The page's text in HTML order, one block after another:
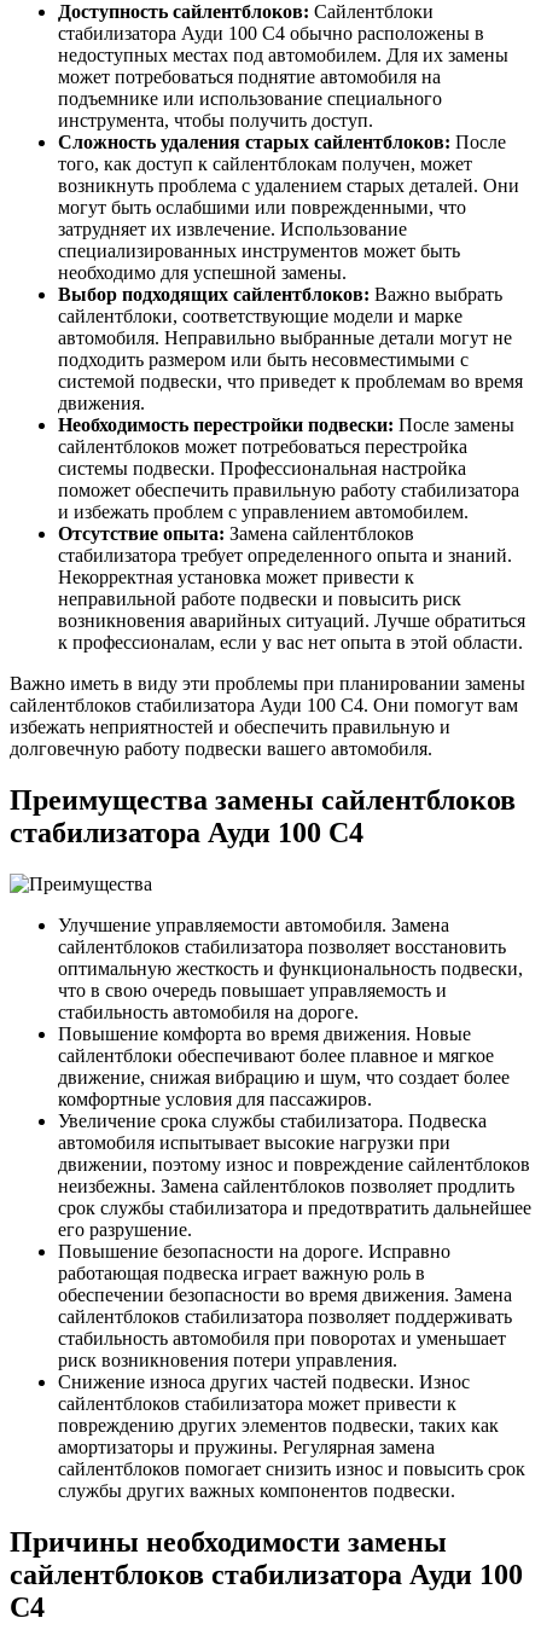
Доступность сайлентблоков: Сайлентблоки
стабилизатора Ауди 100 С4 обычно расположены в
недоступных местах под автомобилем. Для их замены
может потребоваться поднятие автомобиля на
подъемнике или использование специального
инструмента, чтобы получить доступ.
Сложность удаления старых сайлентблоков: После
того, как доступ к сайлентблокам получен, может
возникнуть проблема с удалением старых деталей. Они
могут быть ослабшими или поврежденными, что
затрудняет их извлечение. Использование
специализированных инструментов может быть
необходимо для успешной замены.
Выбор подходящих сайлентблоков: Важно выбрать
сайлентблоки, соответствующие модели и марке
автомобиля. Неправильно выбранные детали могут не
подходить размером или быть несовместимыми с
системой подвески, что приведет к проблемам во время
движения.
Необходимость перестройки подвески: После замены
сайлентблоков может потребоваться перестройка
системы подвески. Профессиональная настройка
поможет обеспечить правильную работу стабилизатора
и избежать проблем с управлением автомобилем.
Отсутствие опыта: Замена сайлентблоков
стабилизатора требует определенного опыта и знаний.
Некорректная установка может привести к
неправильной работе подвески и повысить риск
возникновения аварийных ситуаций. Лучше обратиться
к профессионалам, если у вас нет опыта в этой области.
Важно иметь в виду эти проблемы при планировании замены
сайлентблоков стабилизатора Ауди 100 С4. Они помогут вам
избежать неприятностей и обеспечить правильную и
долговечную работу подвески вашего автомобиля.
Преимущества замены сайлентблоков
стабилизатора Ауди 100 С4
Улучшение управляемости автомобиля. Замена
сайлентблоков стабилизатора позволяет восстановить
оптимальную жесткость и функциональность подвески,
что в свою очередь повышает управляемость и
стабильность автомобиля на дороге.
Повышение комфорта во время движения. Новые
сайлентблоки обеспечивают более плавное и мягкое
движение, снижая вибрацию и шум, что создает более
комфортные условия для пассажиров.
Увеличение срока службы стабилизатора. Подвеска
автомобиля испытывает высокие нагрузки при
движении, поэтому износ и повреждение сайлентблоков
неизбежны. Замена сайлентблоков позволяет продлить
срок службы стабилизатора и предотвратить дальнейшее
его разрушение.
Повышение безопасности на дороге. Исправно
работающая подвеска играет важную роль в
обеспечении безопасности во время движения. Замена
сайлентблоков стабилизатора позволяет поддерживать
стабильность автомобиля при поворотах и уменьшает
риск возникновения потери управления.
Снижение износа других частей подвески. Износ
сайлентблоков стабилизатора может привести к
повреждению других элементов подвески, таких как
амортизаторы и пружины. Регулярная замена
сайлентблоков помогает снизить износ и повысить срок
службы других важных компонентов подвески.
Причины необходимости замены
сайлентблоков стабилизатора Ауди 100
С4